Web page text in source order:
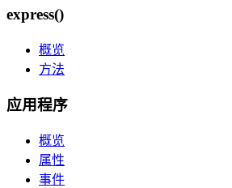
express()
概览
方法
应用程序
概览
属性
事件